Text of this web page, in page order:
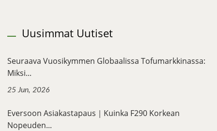
Uusimmat Uutiset
Seuraava Vuosikymmen Globaalissa Tofumarkkinassa:
Miksi...
25 Jun, 2026
Eversoon Asiakastapaus｜Kuinka F290 Korkean
Nopeuden...